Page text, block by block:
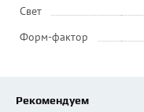
Свет
Форм-фактор
Рекомендуем